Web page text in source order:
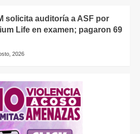
solicita auditoría a ASF por
Life en examen; pagaron 69
2026